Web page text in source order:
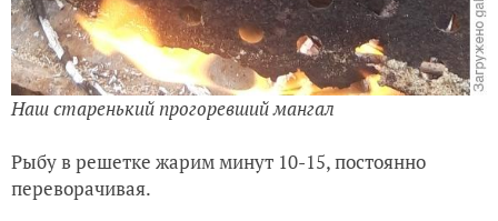
Наш старенький прогоревший мангал
Рыбу в решетке жарим минут 10-15, постоянно
переворачивая.